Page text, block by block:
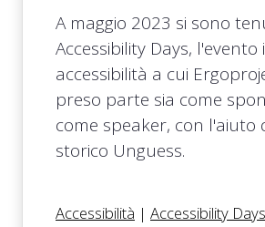
A maggio 2023 si sono
Accessibility Days,
accessibilità a cui
preso parte sia come
come speaker, con
storico Unguess.
Accessibilità | Accessibility Days